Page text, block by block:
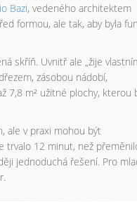
Bazi, vedeného architektem
formou, ale tak, aby byla
skříň. Uvnitř ale „žije
zásobou nádobí,
7,8 m² užitné plochy, kterou
ale v praxi mohou být
trvalo 12 minut, než
jednoduchá řešení. Pro